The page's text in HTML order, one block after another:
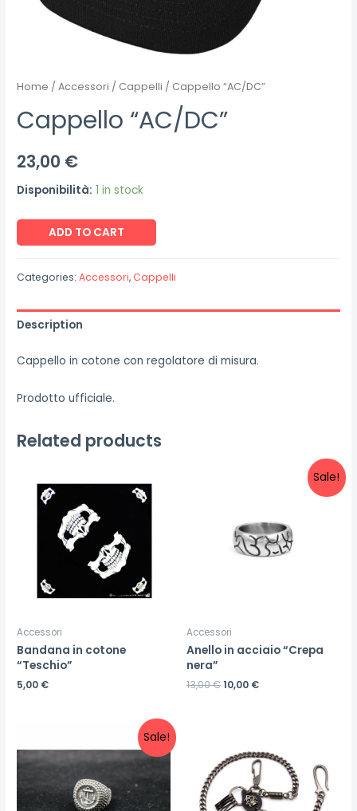
Home /Accessori / Cappelli / Cappello “AC/DC”
Cappello “AC/DC”
23,00 €
Disponibilità: 1 in stock
Cappello
"AC/DC"
ADD TO CART
Categories:Accessori, Cappelli
Description
Cappello in cotone con regolatore di misura.
Prodotto ufficiale.
Related products
Accessori
Bandana in cotone
“Teschio”
5,00 €
Sale!
Accessori
Anello in acciaio “Crepa
nera”
13,00€10,00 €
Sale!